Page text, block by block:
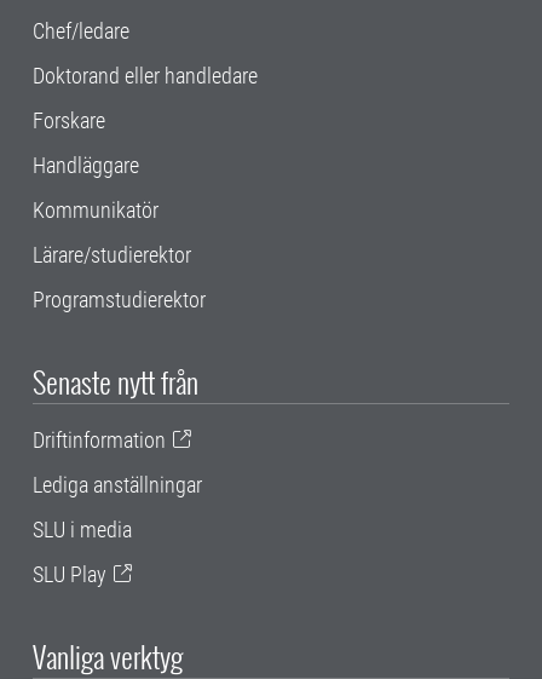
Chef/ledare
Doktorand eller handledare
Forskare
Handläggare
Kommunikatör
Lärare/studierektor
Programstudierektor
Senaste nytt från
Driftinformation
Lediga anställningar
SLU i media
SLU Play
Vanliga verktyg